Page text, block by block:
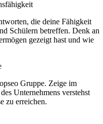
die deine Fähigkeit
Schülern betreffen. Denk an
gezeigt hast und wie
Gruppe. Zeige im
Unternehmens verstehst
zu erreichen.